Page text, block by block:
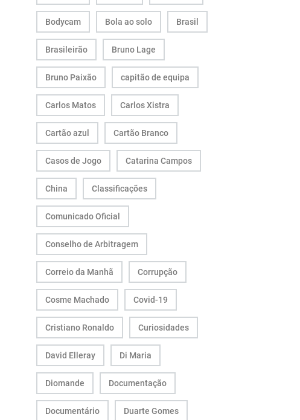
Bodycam Bola ao solo Brasil
Brasileirão Bruno Lage
Bruno Paixão capitão de equipa
Carlos Matos Carlos Xistra
Cartão azul Cartão Branco
Casos de Jogo Catarina Campos
China Classificações
Comunicado Oficial
Conselho de Arbitragem
Correio da Manhã Corrupção
Cosme Machado Covid-19
Cristiano Ronaldo Curiosidades
David Elleray Di Maria
Diomande Documentação
Documentário Duarte Gomes